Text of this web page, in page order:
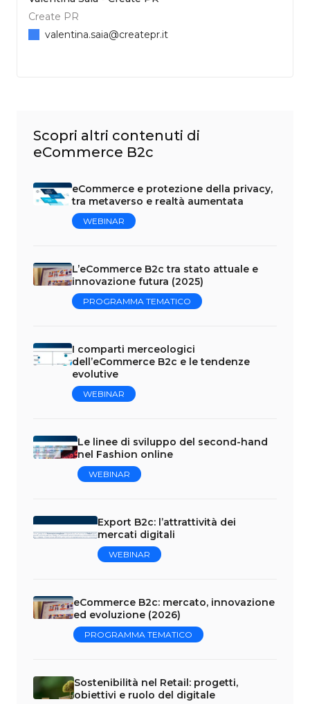
Create PR
valentina.saia@createpr.it
Scopri altri contenuti di
eCommerce B2c
eCommerce e protezione della privacy,
tra metaverso e realtà aumentata
WEBINAR
L’eCommerce B2c tra stato attuale e
innovazione futura (2025)
PROGRAMMA TEMATICO
I comparti merceologici
dell’eCommerce B2c e le tendenze
evolutive
WEBINAR
Le linee di sviluppo del second-hand
nel Fashion online
WEBINAR
Export B2c: l’attrattività dei
mercati digitali
WEBINAR
eCommerce B2c: mercato, innovazione
ed evoluzione (2026)
PROGRAMMA TEMATICO
Sostenibilità nel Retail: progetti,
obiettivi e ruolo del digitale